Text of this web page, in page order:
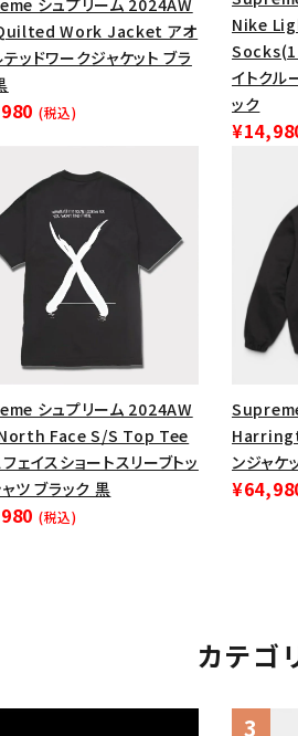
search
カテゴリーから探す
価格から探す
円 ～
在
シュプリーム 2024AW
Work Jacket アオ
ッドワークジャケット ブラ
(税込)
Nike
Socks(1
イトクル
ック
シュプリーム 2024AW
Face S/S Top Tee
ェイスショートスリーブトッ
ツ ブラック 黒
(税込)
ンジャケ
カテゴ